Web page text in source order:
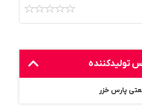
تولید‌کننده
پارس خزر